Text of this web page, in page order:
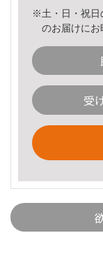
※土・日・祝日
のお届けにお
受